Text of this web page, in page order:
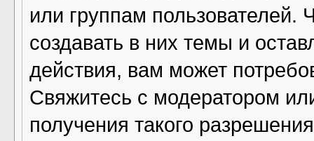
или группам
создавать в них темы и
действия, вам может
Свяжитесь с модератором
получения такого